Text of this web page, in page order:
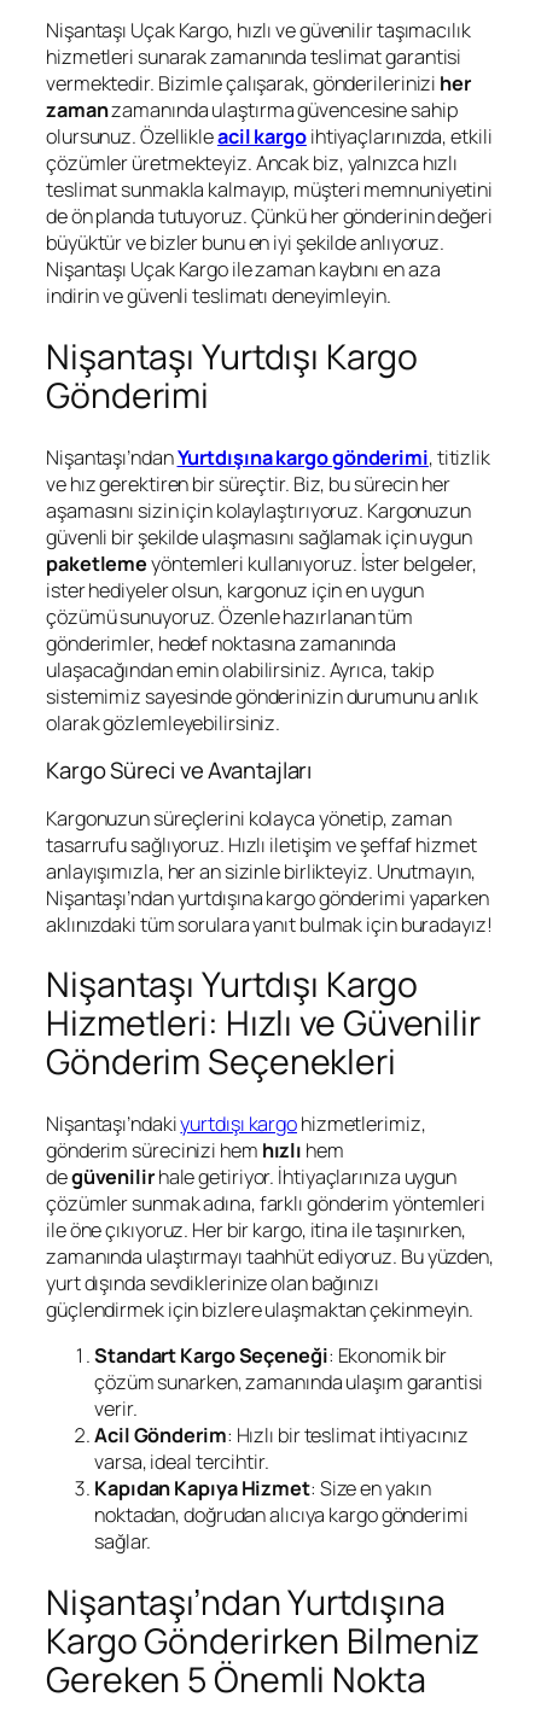
Nişantaşı Uçak Kargo, hızlı ve güvenilir taşımacılık
hizmetleri sunarak zamanında teslimat garantisi
vermektedir. Bizimle çalışarak, gönderilerinizi her
zamanzamanında ulaştırma güvencesine sahip
olursunuz. Özellikleacil kargoihtiyaçlarınızda, etkili
çözümler üretmekteyiz. Ancak biz, yalnızca hızlı
teslimat sunmakla kalmayıp, müşteri memnuniyetini
de ön planda tutuyoruz. Çünkü her gönderinin değeri
büyüktür ve bizler bunu en iyi şekilde anlıyoruz.
Nişantaşı Uçak Kargo ile zaman kaybını en aza
indirin ve güvenli teslimatı deneyimleyin.
Nişantaşı Yurtdışı Kargo
Gönderimi
Nişantaşı’ndanYurtdışına kargo gönderimi, titizlik
ve hız gerektiren bir süreçtir. Biz, bu sürecin her
aşamasını sizin için kolaylaştırıyoruz. Kargonuzun
güvenli bir şekilde ulaşmasını sağlamak için uygun
paketlemeyöntemleri kullanıyoruz. İster belgeler,
ister hediyeler olsun, kargonuz için en uygun
çözümü sunuyoruz. Özenle hazırlanan tüm
gönderimler, hedef noktasına zamanında
ulaşacağından emin olabilirsiniz. Ayrıca, takip
sistemimiz sayesinde gönderinizin durumunu anlık
olarak gözlemleyebilirsiniz.
Kargo Süreci ve Avantajları
Kargonuzun süreçlerini kolayca yönetip, zaman
tasarrufu sağlıyoruz. Hızlı iletişim ve şeffaf hizmet
anlayışımızla, her an sizinle birlikteyiz. Unutmayın,
Nişantaşı’ndan yurtdışına kargo gönderimi yaparken
aklınızdaki tüm sorulara yanıt bulmak için buradayız!
Nişantaşı Yurtdışı Kargo
Hizmetleri: Hızlı ve Güvenilir
Gönderim Seçenekleri
Nişantaşı’ndakiyurtdışı kargohizmetlerimiz,
gönderim sürecinizi hem hızlı hem
degüvenilirhale getiriyor. İhtiyaçlarınıza uygun
çözümler sunmak adına, farklı gönderim yöntemleri
ile öne çıkıyoruz. Her bir kargo, itina ile taşınırken,
zamanında ulaştırmayı taahhüt ediyoruz. Bu yüzden,
yurt dışında sevdiklerinize olan bağınızı
güçlendirmek için bizlere ulaşmaktan çekinmeyin.
Standart Kargo Seçeneği: Ekonomik bir
çözüm sunarken, zamanında ulaşım garantisi
verir.
Acil Gönderim: Hızlı bir teslimat ihtiyacınız
varsa, ideal tercihtir.
Kapıdan Kapıya Hizmet: Size en yakın
noktadan, doğrudan alıcıya kargo gönderimi
sağlar.
Nişantaşı’ndan Yurtdışına
Kargo Gönderirken Bilmeniz
Gereken 5 Önemli Nokta